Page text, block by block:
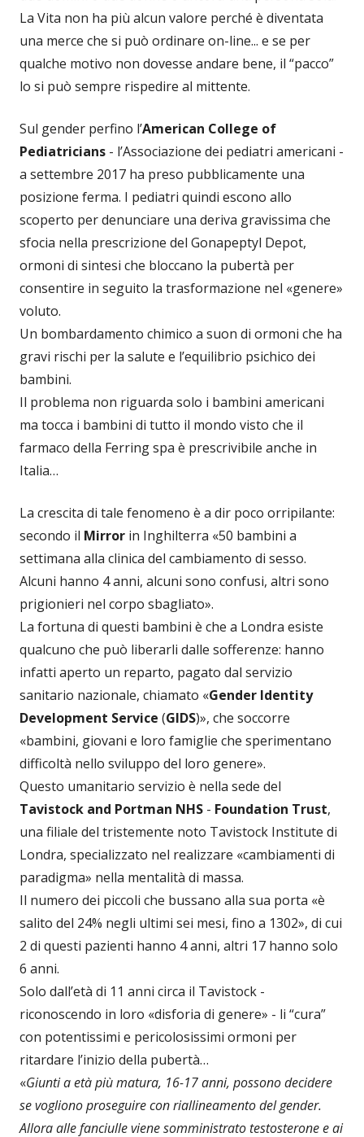
La Vita non ha più alcun valore perché è diventata
una merce che si può ordinare on-line... e se per
qualche motivo non dovesse andare bene, il “pacco”
lo si può sempre rispedire al mittente.
Sul gender perfino l’American College of
Pediatricians - l’Associazione dei pediatri americani -
a settembre 2017 ha preso pubblicamente una
posizione ferma. I pediatri quindi escono allo
scoperto per denunciare una deriva gravissima che
sfocia nella prescrizione del Gonapeptyl Depot,
ormoni di sintesi che bloccano la pubertà per
consentire in seguito la trasformazione nel «genere»
voluto.
Un bombardamento chimico a suon di ormoni che ha
gravi rischi per la salute e l’equilibrio psichico dei
bambini.
Il problema non riguarda solo i bambini americani
ma tocca i bambini di tutto il mondo visto che il
farmaco della Ferring spa è prescrivibile anche in
Italia…
La crescita di tale fenomeno è a dir poco orripilante:
secondo il Mirror in Inghilterra «50 bambini a
settimana alla clinica del cambiamento di sesso.
Alcuni hanno 4 anni, alcuni sono confusi, altri sono
prigionieri nel corpo sbagliato».
La fortuna di questi bambini è che a Londra esiste
qualcuno che può liberarli dalle sofferenze: hanno
infatti aperto un reparto, pagato dal servizio
sanitario nazionale, chiamato «Gender Identity
Development Service (GIDS)», che soccorre
«bambini, giovani e loro famiglie che sperimentano
difficoltà nello sviluppo del loro genere».
Questo umanitario servizio è nella sede del
Tavistock and Portman NHS - Foundation Trust,
una filiale del tristemente noto Tavistock Institute di
Londra, specializzato nel realizzare «cambiamenti di
paradigma» nella mentalità di massa.
Il numero dei piccoli che bussano alla sua porta «è
salito del 24% negli ultimi sei mesi, fino a 1302», di cui
2 di questi pazienti hanno 4 anni, altri 17 hanno solo
6 anni.
Solo dall’età di 11 anni circa il Tavistock -
riconoscendo in loro «disforia di genere» - li “cura”
con potentissimi e pericolosissimi ormoni per
ritardare l’inizio della pubertà…
«Giunti a età più matura, 16-17 anni, possono decidere
se vogliono proseguire con riallineamento del gender.
Allora alle fanciulle viene somministrato testosterone e ai